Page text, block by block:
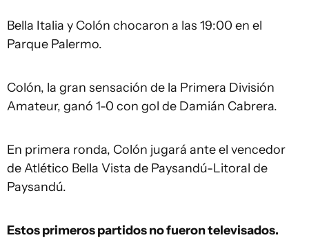
Bella Italia y Colón chocaron a las 19:00 en el
Parque Palermo.
Colón, la gran sensación de la Primera División
Amateur, ganó 1-0 con gol de Damián Cabrera.
En primera ronda, Colón jugará ante el vencedor
de Atlético Bella Vista de Paysandú-Litoral de
Paysandú.
Estos primeros partidos no fueron televisados.